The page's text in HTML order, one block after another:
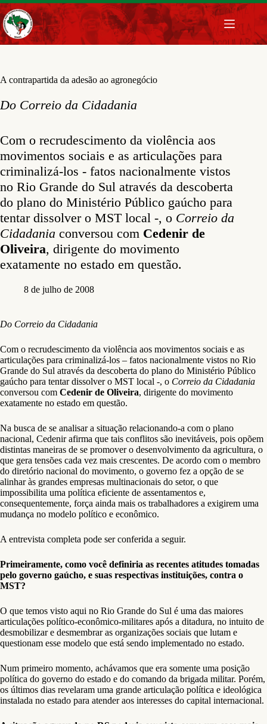
Pular
para
o
conteúdo
A contrapartida da adesão ao agronegócio
Do Correio da Cidadania
Com o recrudescimento da violência aos
movimentos sociais e as articulações para
criminalizá-los - fatos nacionalmente vistos
no Rio Grande do Sul através da descoberta
do plano do Ministério Público gaúcho para
tentar dissolver o MST local -, o Correio da
Cidadania conversou com Cedenir de
Oliveira, dirigente do movimento
exatamente no estado em questão.
8 de julho de 2008
Do Correio da Cidadania
Com o recrudescimento da violência aos movimentos sociais e as
articulações para criminalizá-los – fatos nacionalmente vistos no Rio
Grande do Sul através da descoberta do plano do Ministério Público
gaúcho para tentar dissolver o MST local -, o Correio da Cidadania
conversou com Cedenir de Oliveira, dirigente do movimento
exatamente no estado em questão.
Na busca de se analisar a situação relacionando-a com o plano
nacional, Cedenir afirma que tais conflitos são inevitáveis, pois opõem
distintas maneiras de se promover o desenvolvimento da agricultura, o
que gera tensões cada vez mais crescentes. De acordo com o membro
do diretório nacional do movimento, o governo fez a opção de se
alinhar às grandes empresas multinacionais do setor, o que
impossibilita uma política eficiente de assentamentos e,
consequentemente, força ainda mais os trabalhadores a exigirem uma
mudança no modelo político e econômico.
A entrevista completa pode ser conferida a seguir.
Primeiramente, como você definiria as recentes atitudes tomadas
pelo governo gaúcho, e suas respectivas instituições, contra o
MST?
O que temos visto aqui no Rio Grande do Sul é uma das maiores
articulações político-econômico-militares após a ditadura, no intuito de
desmobilizar e desmembrar as organizações sociais que lutam e
questionam esse modelo que está sendo implementado no estado.
Num primeiro momento, achávamos que era somente uma posição
política do governo do estado e do comando da brigada militar. Porém,
os últimos dias revelaram uma grande articulação política e ideológica
instalada no estado para atender aos interesses do capital internacional.